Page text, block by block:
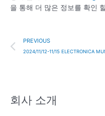
을 통해 더 많은 정보를 확인
Prev
PREVIOUS
회사 소개